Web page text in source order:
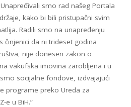
smo rad našeg Portala
kako bi bili pristupačni svim
Radili smo na unapređenju
činjenici da ni trideset godina
nije donesen zakon o
vakufska imovina zarobljena i u
socijalne fondove, izdvajajući
programe preko Ureda za
e u BiH.”